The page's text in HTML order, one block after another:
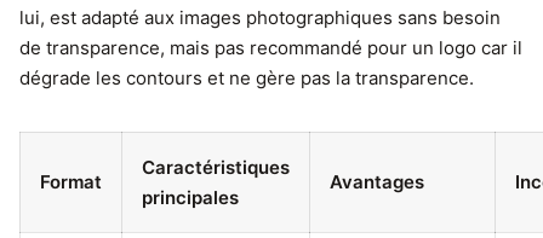
lui, est adapté aux images photographiques sans besoin
de transparence, mais pas recommandé pour un logo car il
dégrade les contours et ne gère pas la transparence.
Format
Caractéristiques
principales
Avantages